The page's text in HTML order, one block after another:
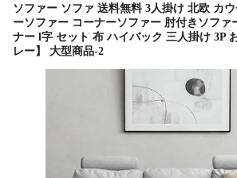
ソファー ソファ 送料無料 3人掛け 北欧 カ
ーソファー コーナーソファー 肘付きソファ
ナー l字 セット 布 ハイバック 三人掛け 3P
レー】 大型商品-2